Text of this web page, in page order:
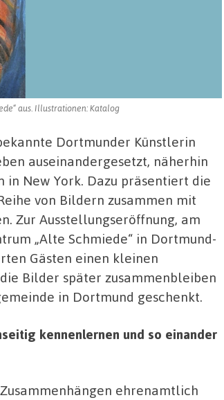
aus. Illustrationen: Katalog
Dortmunder Künstlerin
auseinandergesetzt, näherhin
New York. Dazu präsentiert die
von Bildern zusammen mit
Zur Ausstellungseröffnung, am
„Alte Schmiede“ in Dortmund-
Gästen einen kleinen
Bilder später zusammenbleiben
in Dortmund geschenkt.
kennenlernen und so einander
ehrenamtlich